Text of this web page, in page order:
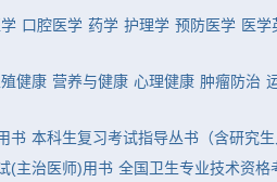
口腔医学 药学 护理学 预防医学 医学
健康 营养与健康 心理健康 肿瘤防治
书 本科生复习考试指导丛书（含研究
(主治医师)用书 全国卫生专业技术资格